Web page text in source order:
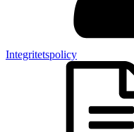
Integritetspolicy